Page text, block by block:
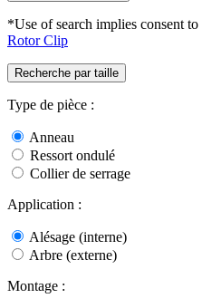
*Use of search implies consent to
Rotor Clip
Recherche par taille
Type de pièce :
Anneau
Ressort ondulé
Collier de serrage
Application :
Alésage (interne)
Arbre (externe)
Montage :